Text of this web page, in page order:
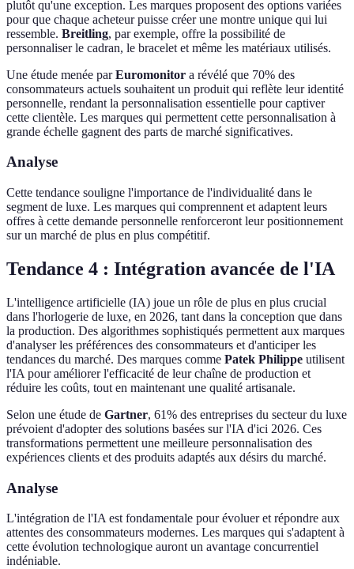
plutôt qu'une exception. Les marques proposent des options variées
pour que chaque acheteur puisse créer une montre unique qui lui
ressemble. Breitling, par exemple, offre la possibilité de
personnaliser le cadran, le bracelet et même les matériaux utilisés.
Une étude menée parEuromonitor a révélé que 70% des
consommateurs actuels souhaitent un produit qui reflète leur identité
personnelle, rendant la personnalisation essentielle pour captiver
cette clientèle. Les marques qui permettent cette personnalisation à
grande échelle gagnent des parts de marché significatives.
Analyse
Cette tendance souligne l'importance de l'individualité dans le
segment de luxe. Les marques qui comprennent et adaptent leurs
offres à cette demande personnelle renforceront leur positionnement
sur un marché de plus en plus compétitif.
Tendance 4 : Intégration avancée de l'IA
L'intelligence artificielle (IA) joue un rôle de plus en plus crucial
dans l'horlogerie de luxe, en 2026, tant dans la conception que dans
la production. Des algorithmes sophistiqués permettent aux marques
d'analyser les préférences des consommateurs et d'anticiper les
tendances du marché. Des marques comme Patek Philippe utilisent
l'IA pour améliorer l'efficacité de leur chaîne de production et
réduire les coûts, tout en maintenant une qualité artisanale.
Selon une étude de Gartner, 61% des entreprises du secteur du luxe
prévoient d'adopter des solutions basées sur l'IA d'ici 2026. Ces
transformations permettent une meilleure personnalisation des
expériences clients et des produits adaptés aux désirs du marché.
Analyse
L'intégration de l'IA est fondamentale pour évoluer et répondre aux
attentes des consommateurs modernes. Les marques qui s'adaptent à
cette évolution technologique auront un avantage concurrentiel
indéniable.